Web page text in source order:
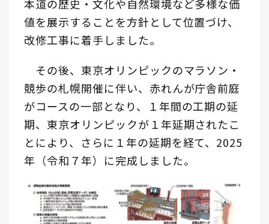
本道の歴史・文化や自然環境など多様な価
値を展示することを方針として位置づけ、
改修工事に着手しました。
その後、東京オリンピックのマラソン・
競歩の札幌開催に伴い、赤れんが庁舎前庭
がコースの一部となり、１年間の工期の延
期、東京オリンピックが１年延期されたこ
とにより、さらに１年の延期を経て、2025
年（令和７年）に完成しました。